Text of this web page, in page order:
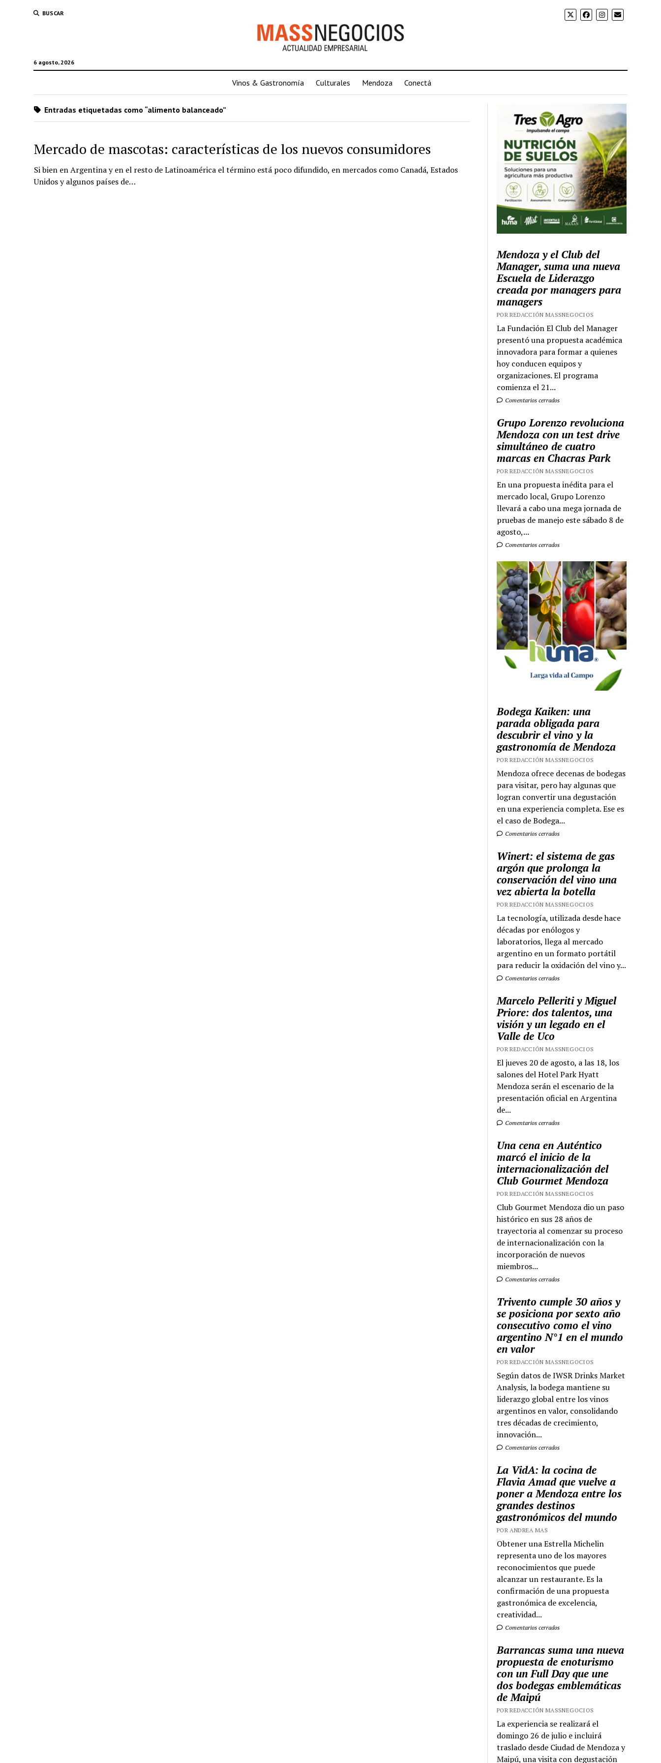
BUSCAR
6 agosto, 2026
Vinos & Gastronomía Culturales Mendoza Conectá
Entradas etiquetadas como “alimento balanceado”
Mercado de mascotas: características de los nuevos consumidores
Si bien en Argentina y en el resto de Latinoamérica el término está poco difundido, en mercados como Canadá, Estados
Unidos y algunos países de…
Mendoza y el Club del
Manager, suma una nueva
Escuela de Liderazgo
creada por managers para
managers
POR REDACCIÓN MASSNEGOCIOS
La Fundación El Club del Manager
presentó una propuesta académica
innovadora para formar a quienes
hoy conducen equipos y
organizaciones. El programa
comienza el 21...
Comentarios cerrados
Grupo Lorenzo revoluciona
Mendoza con un test drive
simultáneo de cuatro
marcas en Chacras Park
POR REDACCIÓN MASSNEGOCIOS
En una propuesta inédita para el
mercado local, Grupo Lorenzo
llevará a cabo una mega jornada de
pruebas de manejo este sábado 8 de
agosto,...
Comentarios cerrados
Bodega Kaiken: una
parada obligada para
descubrir el vino y la
gastronomía de Mendoza
POR REDACCIÓN MASSNEGOCIOS
Mendoza ofrece decenas de bodegas
para visitar, pero hay algunas que
logran convertir una degustación
en una experiencia completa. Ese es
el caso de Bodega...
Comentarios cerrados
Winert: el sistema de gas
argón que prolonga la
conservación del vino una
vez abierta la botella
POR REDACCIÓN MASSNEGOCIOS
La tecnología, utilizada desde hace
décadas por enólogos y
laboratorios, llega al mercado
argentino en un formato portátil
para reducir la oxidación del vino y...
Comentarios cerrados
Marcelo Pelleriti y Miguel
Priore: dos talentos, una
visión y un legado en el
Valle de Uco
POR REDACCIÓN MASSNEGOCIOS
El jueves 20 de agosto, a las 18, los
salones del Hotel Park Hyatt
Mendoza serán el escenario de la
presentación oficial en Argentina
de...
Comentarios cerrados
Una cena en Auténtico
marcó el inicio de la
internacionalización del
Club Gourmet Mendoza
POR REDACCIÓN MASSNEGOCIOS
Club Gourmet Mendoza dio un paso
histórico en sus 28 años de
trayectoria al comenzar su proceso
de internacionalización con la
incorporación de nuevos
miembros...
Comentarios cerrados
Trivento cumple 30 años y
se posiciona por sexto año
consecutivo como el vino
argentino N°1 en el mundo
en valor
POR REDACCIÓN MASSNEGOCIOS
Según datos de IWSR Drinks Market
Analysis, la bodega mantiene su
liderazgo global entre los vinos
argentinos en valor, consolidando
tres décadas de crecimiento,
innovación...
Comentarios cerrados
La VidA: la cocina de
Flavia Amad que vuelve a
poner a Mendoza entre los
grandes destinos
gastronómicos del mundo
POR ANDREA MAS
Obtener una Estrella Michelin
representa uno de los mayores
reconocimientos que puede
alcanzar un restaurante. Es la
confirmación de una propuesta
gastronómica de excelencia,
creatividad...
Comentarios cerrados
Barrancas suma una nueva
propuesta de enoturismo
con un Full Day que une
dos bodegas emblemáticas
de Maipú
POR REDACCIÓN MASSNEGOCIOS
La experiencia se realizará el
domingo 26 de julio e incluirá
traslado desde Ciudad de Mendoza y
Maipú, una visita con degustación